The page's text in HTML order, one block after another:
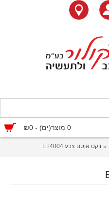
0 מוצר(ים) - ₪0
ווקס אוטם צבע ET4004